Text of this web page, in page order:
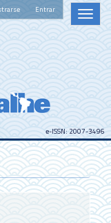
Toggle
e-ISSN: 2007-3496